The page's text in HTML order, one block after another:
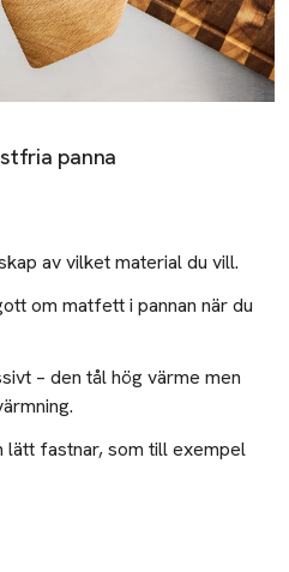
panna
av vilket material du vill.
om matfett i pannan när du
– den tål hög värme men
lätt fastnar, som till exempel